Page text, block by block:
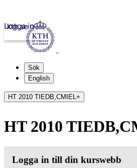
kth.se
Logga in
Sök
English
HT 2010 TIEDB,CMIEL+
HT 2010
Logga in till din kurswebb